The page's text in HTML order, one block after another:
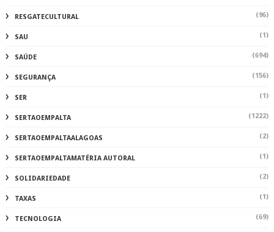
RESGATECULTURAL (96)
SAU (1)
SAÚDE (694)
SEGURANÇA (156)
SER (1)
SERTAOEMPALTA (1222)
SERTAOEMPALTAALAGOAS (2)
SERTAOEMPALTAMATÉRIA AUTORAL (1)
SOLIDARIEDADE (2)
TAXAS (1)
TECNOLOGIA (69)